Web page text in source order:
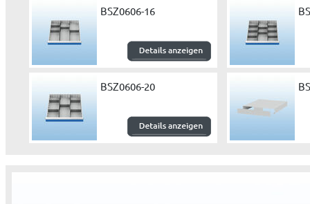
BSZ0606-16
BSZ0606-20